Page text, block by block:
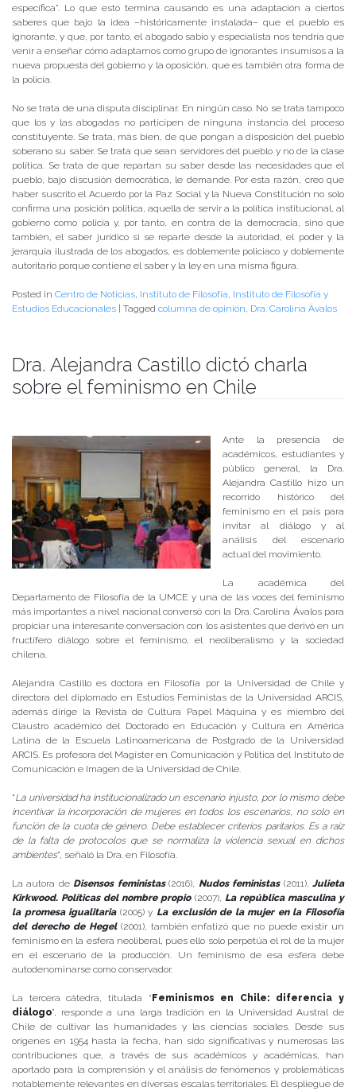
específica”. Lo que esto termina causando es una adaptación a ciertos
saberes que bajo la idea –históricamente instalada– que el pueblo es
ignorante, y que, por tanto, el abogado sabio y especialista nos tendría que
venir a enseñar cómo adaptarnos como grupo de ignorantes insumisos a la
nueva propuesta del gobierno y la oposición, que es también otra forma de
la policía.
No se trata de una disputa disciplinar. En ningún caso. No se trata tampoco
que los y las abogadas no participen de ninguna instancia del proceso
constituyente. Se trata, más bien, de que pongan a disposición del pueblo
soberano su saber. Se trata que sean servidores del pueblo y no de la clase
política. Se trata de que repartan su saber desde las necesidades que el
pueblo, bajo discusión democrática, le demande. Por esta razón, creo que
haber suscrito el Acuerdo por la Paz Social y la Nueva Constitución no solo
confirma una posición política, aquella de servir a la política institucional, al
gobierno como policía y, por tanto, en contra de la democracia, sino que
también, el saber jurídico si se reparte desde la autoridad, el poder y la
jerarquía ilustrada de los abogados, es doblemente policiaco y doblemente
autoritario porque contiene el saber y la ley en una misma figura.
Posted in Centro de Noticias, Instituto de Filosofía, Instituto de Filosofía y
Estudios Educacionales | Tagged columna de opinión, Dra. Carolina Ávalos
Dra. Alejandra Castillo dictó charla
sobre el feminismo en Chile
Ante la presencia de
académicos, estudiantes y
público general, la Dra.
Alejandra Castillo hizo un
recorrido histórico del
feminismo en el país para
invitar al diálogo y al
análisis del escenario
actual del movimiento.
La académica del
Departamento de Filosofía de la UMCE y una de las voces del feminismo
más importantes a nivel nacional conversó con la Dra. Carolina Ávalos para
propiciar una interesante conversación con los asistentes que derivó en un
fructífero diálogo sobre el feminismo, el neoliberalismo y la sociedad
chilena.
Alejandra Castillo es doctora en Filosofía por la Universidad de Chile y
directora del diplomado en Estudios Feministas de la Universidad ARCIS,
además dirige la Revista de Cultura Papel Máquina y es miembro del
Claustro académico del Doctorado en Educación y Cultura en América
Latina de la Escuela Latinoamericana de Postgrado de la Universidad
ARCIS. Es profesora del Magíster en Comunicación y Política del Instituto de
Comunicación e Imagen de la Universidad de Chile.
“La universidad ha institucionalizado un escenario injusto, por lo mismo debe
incentivar la incorporación de mujeres en todos los escenarios, no solo en
función de la cuota de género. Debe establecer criterios paritarios. Es a raíz
de la falta de protocolos que se normaliza la violencia sexual en dichos
ambientes”, señaló la Dra. en Filosofía.
La autora de Disensos feministas(2016), Nudos feministas(2011),Julieta
Kirkwood. Políticas del nombre propio(2007), La república masculina y
la promesa igualitaria(2005) y La exclusión de la mujer en la Filosofía
del derecho de Hegel (2001), también enfatizó que no puede existir un
feminismo en la esfera neoliberal, pues ello solo perpetúa el rol de la mujer
en el escenario de la producción. Un feminismo de esa esfera debe
autodenominarse como conservador.
La tercera cátedra, titulada “Feminismos en Chile: diferencia y
diálogo”, responde a una larga tradición en la Universidad Austral de
Chile de cultivar las humanidades y las ciencias sociales. Desde sus
orígenes en 1954 hasta la fecha, han sido significativas y numerosas las
contribuciones que, a través de sus académicos y académicas, han
aportado para la comprensión y el análisis de fenómenos y problemáticas
notablemente relevantes en diversas escalas territoriales. El despliegue de